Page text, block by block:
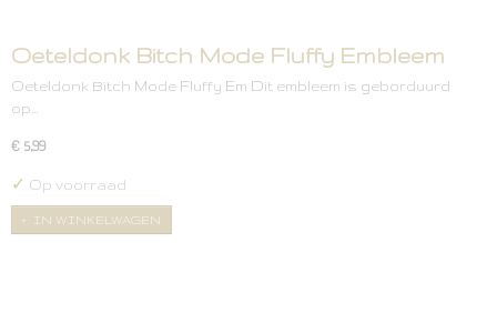
Oeteldonk Bitch Mode Fluffy Embleem
Oeteldonk Bitch Mode Fluffy Em Dit embleem is geborduurd
op…
€ 5,99
✓ Op voorraad
IN WINKELWAGEN